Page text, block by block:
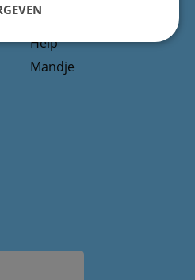
Prijs / contactformulier
Help
Mandje